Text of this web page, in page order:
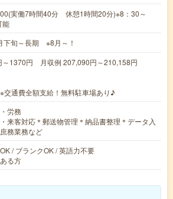
実働7時間40分 休憩1時間20分)※8：30～
能
下旬～長期 ※8月～！
～1370円 月収例 207,090円～210,158円
通費全額支給！無料駐車場あり♪
労務
来客対応＊郵送物管理＊納品書整理＊データ入
務業務など
/ ブランクOK / 英語力不要
る方